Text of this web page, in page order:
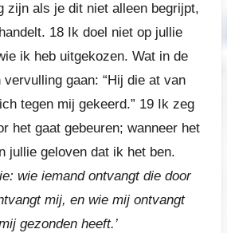
zijn als je dit niet alleen begrijpt,
18
Ik doel niet op jullie
ik heb uitgekozen. Wat in de
gaan: “Hij die at van
tegen mij gekeerd.” 19
Ik zeg
het gaat gebeuren; wanneer het
jullie geloven dat ik het ben.
wie iemand ontvangt die door
mij, en wie mij ontvangt
gezonden heeft.’